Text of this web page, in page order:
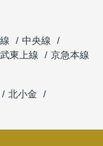
中央線
東上線
京急本線
北小金